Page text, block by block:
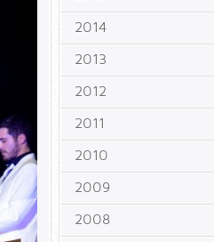
2014
2013
2012
2011
2010
2009
2008